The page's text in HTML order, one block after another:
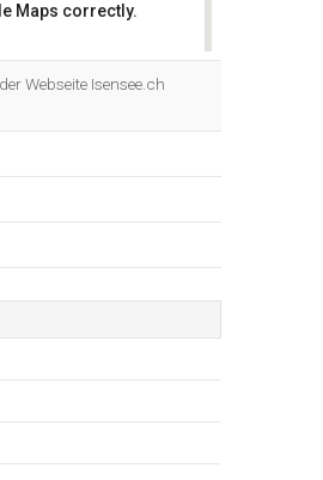
Maps correctly.
Webseite Isensee.ch